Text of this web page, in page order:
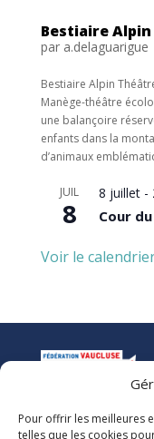
Pour offrir les meilleures
telles que les cookies
Bestiaire Alpin
par a.delaguarigue
Bestiaire Alpin
Manège-théâtre
une balançoire
enfants dans la
d’animaux
JUIL
8
8 juillet-
Cour
Voir le
La Ligue de